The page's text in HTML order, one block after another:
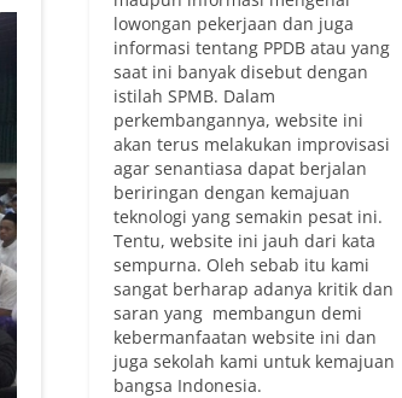
lowongan pekerjaan dan juga
informasi tentang PPDB atau yang
saat ini banyak disebut dengan
istilah SPMB. Dalam
perkembangannya, website ini
akan terus melakukan improvisasi
agar senantiasa dapat berjalan
beriringan dengan kemajuan
teknologi yang semakin pesat ini.
Tentu, website ini jauh dari kata
sempurna. Oleh sebab itu kami
sangat berharap adanya kritik dan
saran yang membangun demi
kebermanfaatan website ini dan
juga sekolah kami untuk kemajuan
bangsa Indonesia.